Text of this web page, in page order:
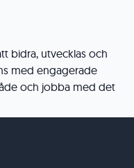
bidra, utvecklas och
med engagerade
och jobba med det